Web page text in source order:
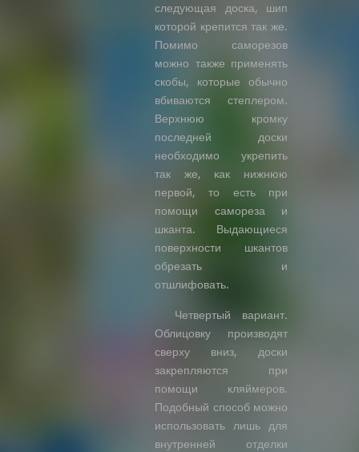
следующая доска, шип
которой крепится так же.
Помимо саморезов
можно также применять
скобы, которые обычно
вбиваются степлером.
Верхнюю кромку
последней доски
необходимо укрепить
так же, как нижнюю
первой, то есть при
помощи самореза и
шканта. Выдающиеся
поверхности шкантов
обрезать и
отшлифовать.
Четвертый вариант.
Облицовку производят
сверху вниз, доски
закрепляются при
помощи кляймеров.
Подобный способ можно
использовать лишь для
внутренней отделки